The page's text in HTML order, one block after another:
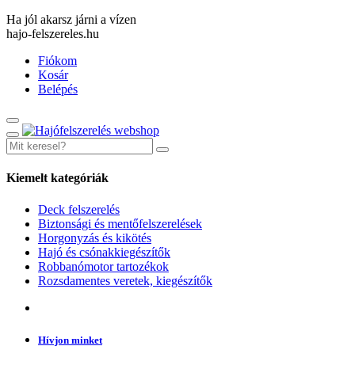
Ha jól akarsz járni a vízen
hajo-felszereles.hu
Fiókom
Kosár
Belépés
Kiemelt kategóriák
Deck felszerelés
Biztonsági és mentőfelszerelések
Horgonyzás és kikötés
Hajó és csónakkiegészítők
Robbanómotor tartozékok
Rozsdamentes veretek, kiegészítők
Hívjon minket